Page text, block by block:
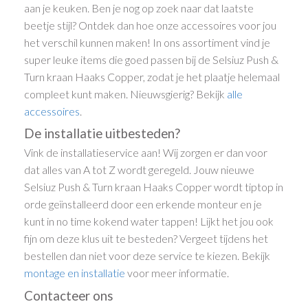
aan je keuken. Ben je nog op zoek naar dat laatste
beetje stijl? Ontdek dan hoe onze accessoires voor jou
het verschil kunnen maken! In ons assortiment vind je
super leuke items die goed passen bij de Selsiuz Push &
Turn kraan Haaks Copper, zodat je het plaatje helemaal
compleet kunt maken. Nieuwsgierig? Bekijk alle
accessoires.
De installatie uitbesteden?
Vink de installatieservice aan! Wij zorgen er dan voor
dat alles van A tot Z wordt geregeld. Jouw nieuwe
Selsiuz Push & Turn kraan Haaks Copper wordt tiptop in
orde geïnstalleerd door een erkende monteur en je
kunt in no time kokend water tappen! Lijkt het jou ook
fijn om deze klus uit te besteden? Vergeet tijdens het
bestellen dan niet voor deze service te kiezen. Bekijk
montage en installatie voor meer informatie.
Contacteer ons